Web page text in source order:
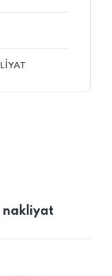
nakliyat